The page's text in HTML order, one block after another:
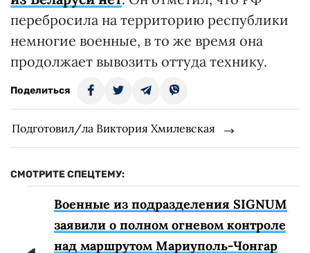
перебросила на территорию республики
немногие военные, в то же время она
продолжает вывозить оттуда технику.
Поделиться
Подготовил/ла Виктория Хмилевская
СМОТРИТЕ СПЕЦТЕМУ:
Военные из подразделения SIGNUM
заявили о полном огневом контроле
над маршрутом Мариуполь-Чонгар